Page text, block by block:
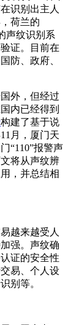
识别出主人
荷兰的
声纹识别系
证。目前在
防、政府、
外，但经过
内已经得到
构建了基于说
月，厦门天
“110”报警声
将从声纹辨
，并总结相
越来越受人
强。声纹确
证的安全性
易、个人设
别等。